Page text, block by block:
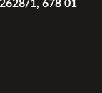
1, 678 01